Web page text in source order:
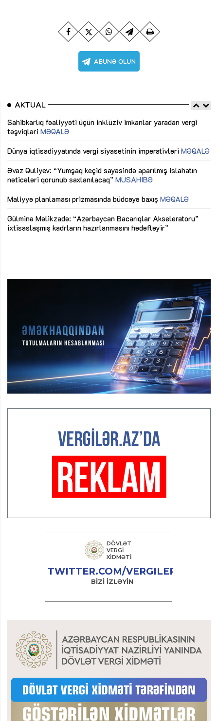
AKTUAL
Sahibkarlıq fəaliyyəti üçün inklüziv imkanlar yaradan vergi
təşviqləri MƏQALƏ
Dünya iqtisadiyyatında vergi siyasətinin imperativləri MƏQALƏ
Əvəz Quliyev: “Yumşaq keçid sayəsində aparılmış islahatın
nəticələri qorunub saxlanılacaq” MÜSAHİBƏ
Maliyyə planlaması prizmasında büdcəyə baxış MƏQALƏ
Gülminə Məlikzadə: “Azərbaycan Bacarıqlar Akseleratoru”
ixtisaslaşmış kadrların hazırlanmasını hədəfləyir”